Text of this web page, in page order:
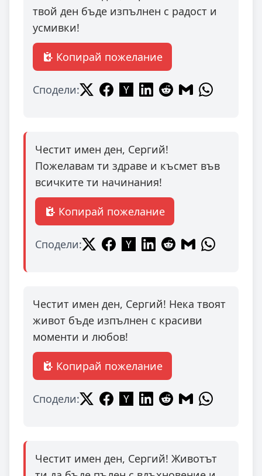
твой ден бъде изпълнен с радост и
усмивки!
Копирай пожелание
Сподели:
Честит имен ден, Сергий!
Пожелавам ти здраве и късмет във
всичките ти начинания!
Копирай пожелание
Сподели:
Честит имен ден, Сергий! Нека твоят
живот бъде изпълнен с красиви
моменти и любов!
Копирай пожелание
Сподели:
Честит имен ден, Сергий! Животът